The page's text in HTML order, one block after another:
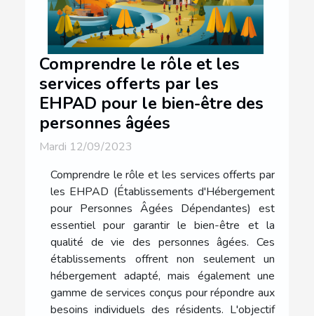
Comprendre le rôle et les
services offerts par les
EHPAD pour le bien-être des
personnes âgées
Mardi 12/09/2023
Comprendre le rôle et les services offerts par
les EHPAD (Établissements d'Hébergement
pour Personnes Âgées Dépendantes) est
essentiel pour garantir le bien-être et la
qualité de vie des personnes âgées. Ces
établissements offrent non seulement un
hébergement adapté, mais également une
gamme de services conçus pour répondre aux
besoins individuels des résidents. L'objectif